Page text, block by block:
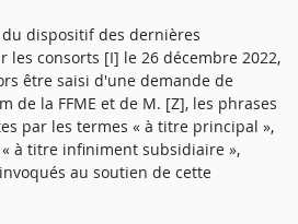
dispositif des dernières
les consorts [I] le 26 décembre 2022,
être saisi d'une demande de
de la FFME et de M. [Z], les phrases
par les termes « à titre principal »,
à titre infiniment subsidiaire »,
au soutien de cette